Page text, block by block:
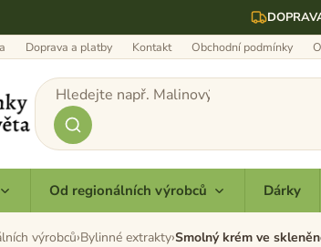
Doprava a platby Kontakt Obchodní podmínky
Od regionálních výrobců Dárky
výrobců Bylinné extrakty Smolný krém ve